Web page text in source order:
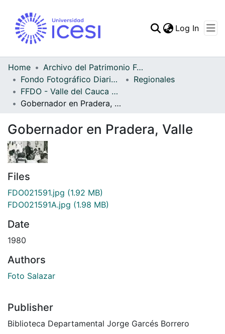
Statistics
Log In
Home
Archivo del Patrimonio Fotográfico y Fílmico del Valle del Cauca
Fondo Fotográfico Diario Occidente
Regionales
FFDO - Valle del Cauca - Patrimonial
Gobernador en Pradera, Valle
Gobernador en Pradera, Valle
Files
FDO021591.jpg (1.92 MB)
FDO021591A.jpg (1.98 MB)
Date
1980
Authors
Foto Salazar
Publisher
Biblioteca Departamental Jorge Garcés Borrero